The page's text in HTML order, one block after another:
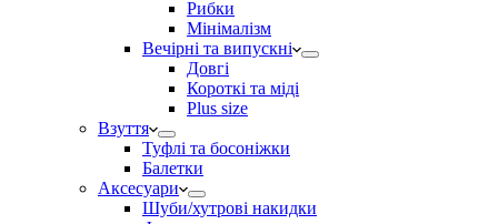
Рибки
Мінімалізм
Вечірні та випускні
Довгі
Короткі та міді
Plus size
Взуття
Туфлі та босоніжки
Балетки
Аксесуари
Шуби/хутрові накидки